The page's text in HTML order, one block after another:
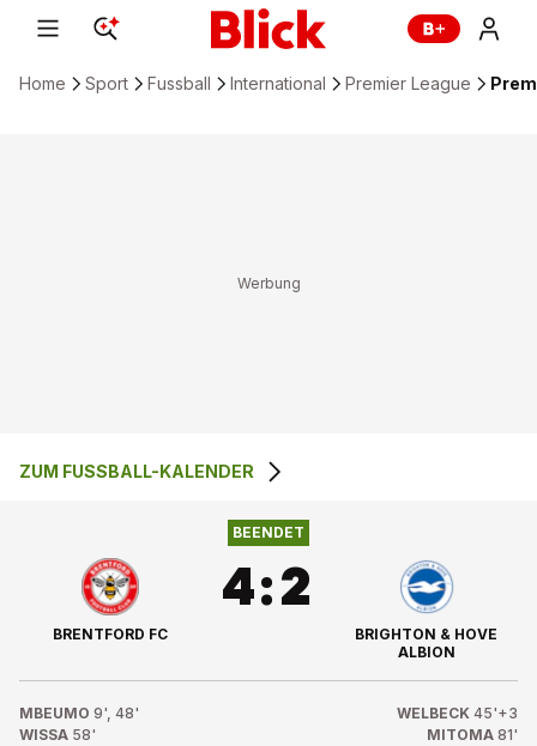
Home Sport Fussball International Premier League
4 :2
ZUM FUSSBALL-KALENDER
BRENTFORD FC
BEENDET
4:2
BRIGHTON & HOVE
ALBION
MBEUMO 9', 48'
WISSA 58'
WELBECK 45'+3
MITOMA 81'